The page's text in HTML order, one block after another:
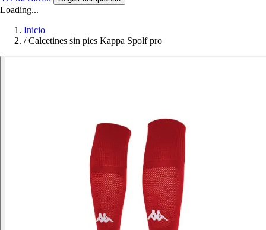
Loading...
Inicio
/ Calcetines sin pies Kappa Spolf pro